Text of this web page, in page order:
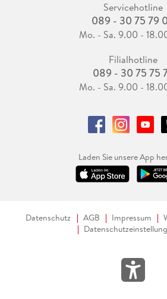
Servicehotline
089 - 30 75 79
Mo. - Sa. 9.00 -
Filialhotline
089 - 30 75 75
Mo. - Sa. 9.00 -
Laden Sie unsere App
Datenschutz AGB Impressum